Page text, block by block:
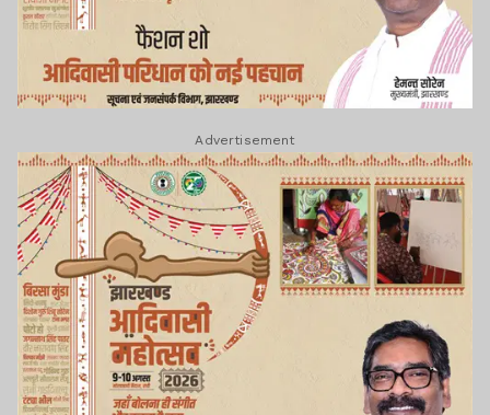
Advertisement